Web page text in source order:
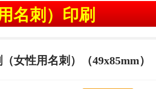
名刺）印刷
女性用名刺）（49x85mm）